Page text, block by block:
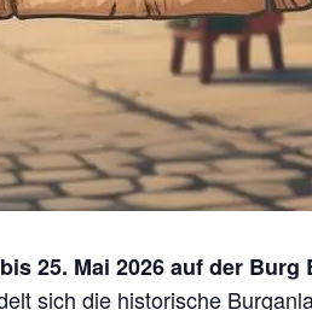
25. Mai 2026 auf der
sich die historische